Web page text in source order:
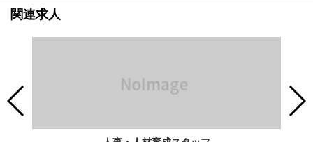
関連求人